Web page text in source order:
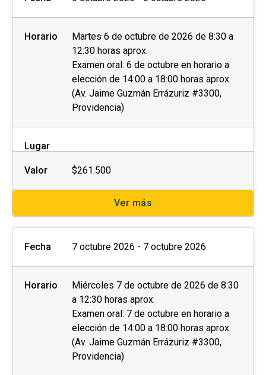
Horario
Martes 6 de octubre de 2026 de 8:30 a
12:30 horas aprox.
Examen oral: 6 de octubre en horario a
elección de 14:00 a 18:00 horas aprox.
(Av. Jaime Guzmán Errázuriz #3300,
Providencia)
Lugar
Valor $261.500
Ver más
Fecha 7 octubre 2026 - 7 octubre 2026
Horario
Miércoles 7 de octubre de 2026 de 8:30
a 12:30 horas aprox.
Examen oral: 7 de octubre en horario a
elección de 14:00 a 18:00 horas aprox.
(Av. Jaime Guzmán Errázuriz #3300,
Providencia)